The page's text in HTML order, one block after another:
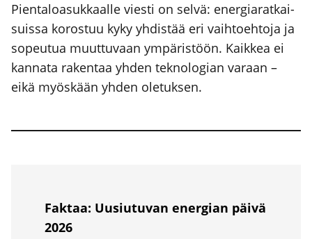
Pien­ta­loa­suk­kaal­le vies­ti on sel­vä: ener­gia­rat­kai­
suis­sa koros­tuu kyky yhdis­tää eri vaih­toeh­to­ja ja
sopeu­tua muut­tu­vaan ympä­ris­töön. Kaik­kea ei
kan­na­ta raken­taa yhden tek­no­lo­gian varaan –
eikä myös­kään yhden ole­tuk­sen.
Fak­taa: Uusiu­tu­van ener­gian päi­vä
2026